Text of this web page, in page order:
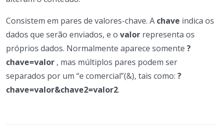
Consistem em pares de valores-chave. A chave indica os
dados que serão enviados, e o valor representa os
próprios dados. Normalmente aparece somente ?
chave=valor , mas múltiplos pares podem ser
separados por um “e comercial”(&), tais como: ?
chave=valor&chave2=valor2.